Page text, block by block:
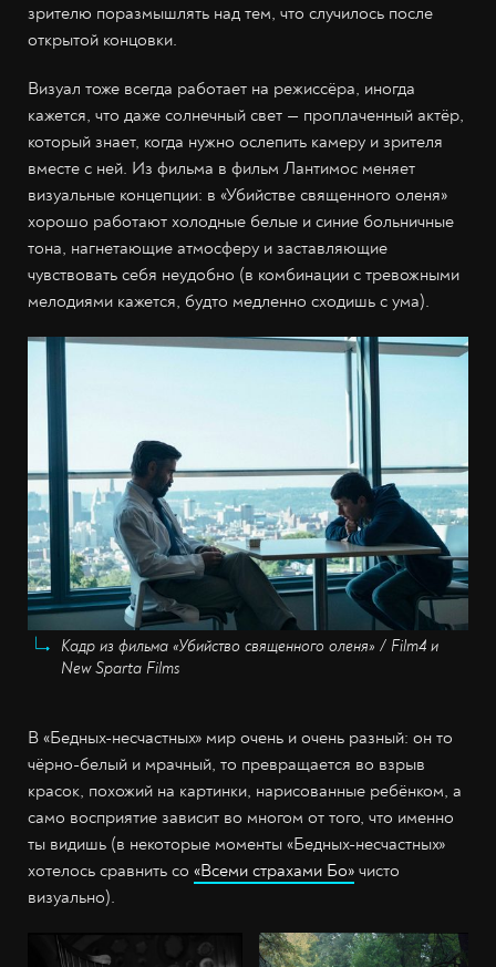
зрителю поразмышлять над тем, что случилось после
открытой концовки.
Визуал тоже всегда работает на режиссёра, иногда
кажется, что даже солнечный свет — проплаченный актёр,
который знает, когда нужно ослепить камеру и зрителя
вместе с ней. Из фильма в фильм Лантимос меняет
визуальные концепции: в «Убийстве священного оленя»
хорошо работают холодные белые и синие больничные
тона, нагнетающие атмосферу и заставляющие
чувствовать себя неудобно (в комбинации с тревожными
мелодиями кажется, будто медленно сходишь с ума).
Кадр из фильма «Убийство священного оленя» / Film4 и
New Sparta Films
В «Бедных-несчастных» мир очень и очень разный: он то
чёрно-белый и мрачный, то превращается во взрыв
красок, похожий на картинки, нарисованные ребёнком, а
само восприятие зависит во многом от того, что именно
ты видишь (в некоторые моменты «Бедных-несчастных»
хотелось сравнить со «Всеми страхами Бо» чисто
визуально).